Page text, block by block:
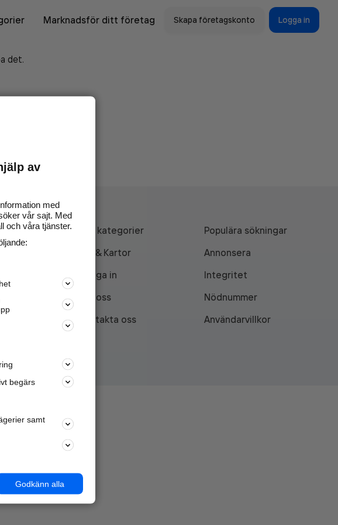
Marknadsför ditt företag Skapa företagskonto Logga in
det.
på
dig.
Alla kategorier
Populära sökningar
API & Kartor
Annonsera
Logga in
Integritet
Om oss
Nödnummer
Kontakta oss
Användarvillkor
av
med
vår sajt. Med
och våra tjänster.
begärs
samt
Godkänn alla